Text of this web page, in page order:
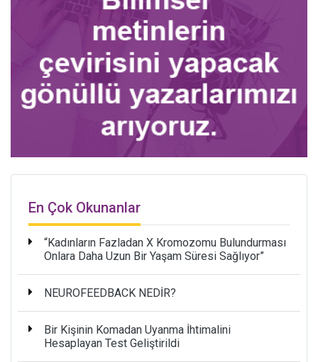
En Çok Okunanlar
“Kadınların Fazladan X Kromozomu Bulundurması
Onlara Daha Uzun Bir Yaşam Süresi Sağlıyor”
NEUROFEEDBACK NEDİR?
Bir Kişinin Komadan Uyanma İhtimalini
Hesaplayan Test Geliştirildi